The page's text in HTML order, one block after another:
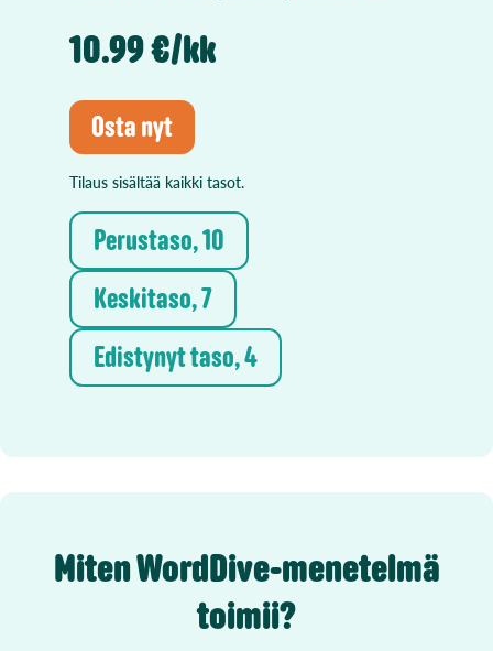
10.99 €/kk
Osta nyt
Tilaus sisältää kaikki tasot.
Perustaso, 10
Keskitaso, 7
Edistynyt taso, 4
Miten WordDive-menetelmä
toimii?